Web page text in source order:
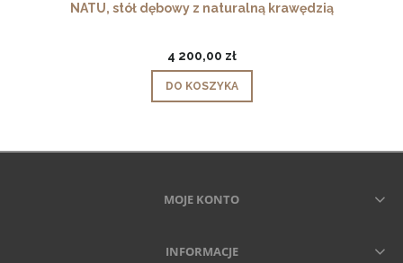
NATU, stół dębowy z naturalną krawędzią
4 200,00 zł
DO KOSZYKA
MOJE KONTO
INFORMACJE